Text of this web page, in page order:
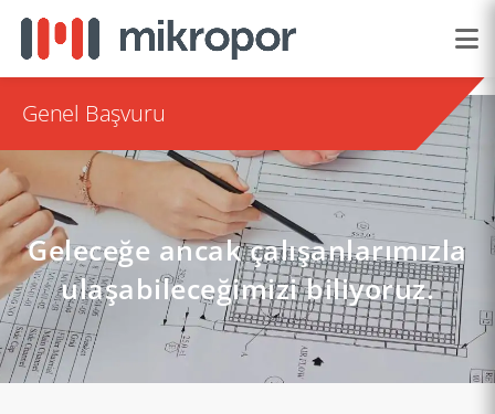
Genel Başvuru
Geleceğe ancak çalışanlarımızla
ulaşabileceğimizi biliyoruz.